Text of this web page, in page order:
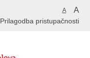
A A
Prilagodba pristupačnosti